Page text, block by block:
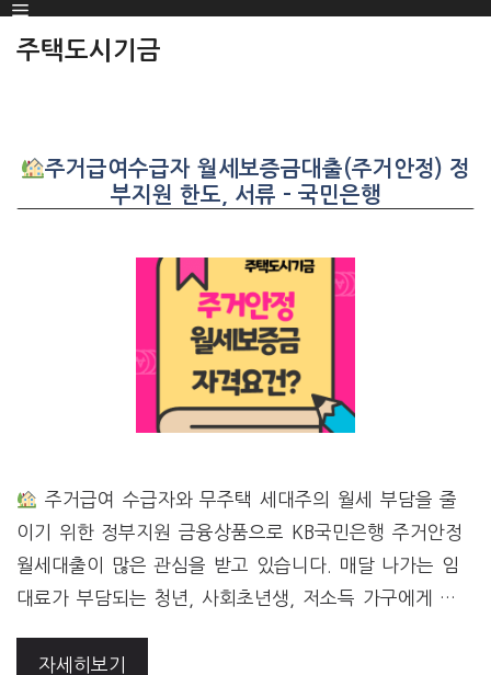
SKIP
TO
Menu
주택도시기금
주거급여수급자 월세보증금대출(주거안정) 정
부지원 한도, 서류 – 국민은행
주거급여 수급자와 무주택 세대주의 월세 부담을 줄
이기 위한 정부지원 금융상품으로 KB국민은행 주거안정
월세대출이 많은 관심을 받고 있습니다. 매달 나가는 임
대료가 부담되는 청년, 사회초년생, 저소득 가구에게 …
자세히보기